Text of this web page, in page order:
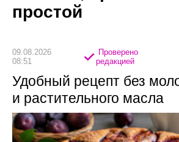
простой
09.08.2026
08:51
Проверено
редакцией
Удобный рецепт без
и растительного масла